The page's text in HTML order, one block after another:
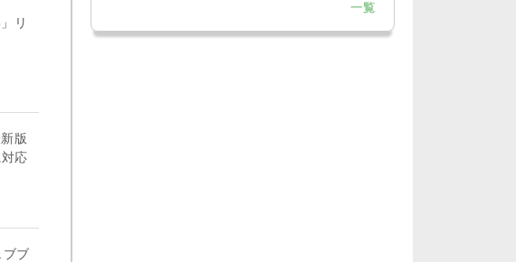
リ
版
応
ブブ
リリース。Liguid G...
一覧